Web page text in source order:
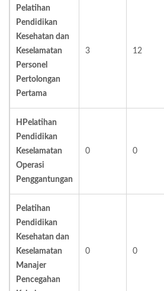
Pelatihan
Pendidikan
Kesehatan dan
Keselamatan
Personel
Pertolongan
Pertama
3 12
H Pelatihan
Pendidikan
Keselamatan
Operasi
Penggantungan
0 0
Pelatihan
Pendidikan
Kesehatan dan
Keselamatan
Manajer
Pencegahan
0 0